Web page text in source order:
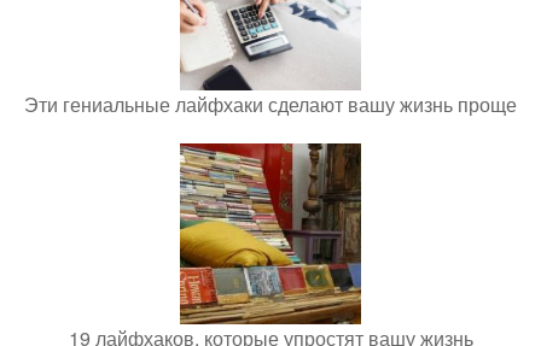
Эти гениальные лайфхаки сделают вашу жизнь проще
19 лайфхаков, которые упростят вашу жизнь